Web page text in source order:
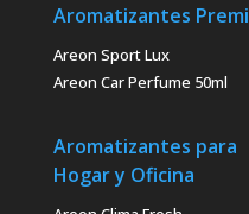
Aromatizantes
Areon Sport Lux
Areon Car Perfume 50ml
Aromatizantes para
Hogar y Oficina